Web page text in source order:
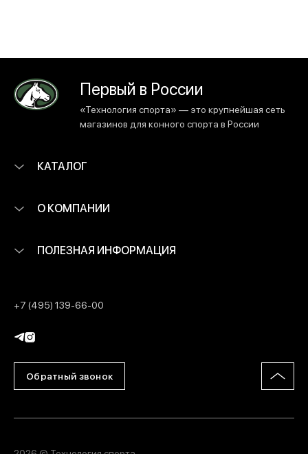
Первый в России
«Технология спорта» — это крупнейшая сеть
магазинов для конного спорта в России
КАТАЛОГ
О КОМПАНИИ
ПОЛЕЗНАЯ ИНФОРМАЦИЯ
+7 (495) 139-66-00
Обратный звонок